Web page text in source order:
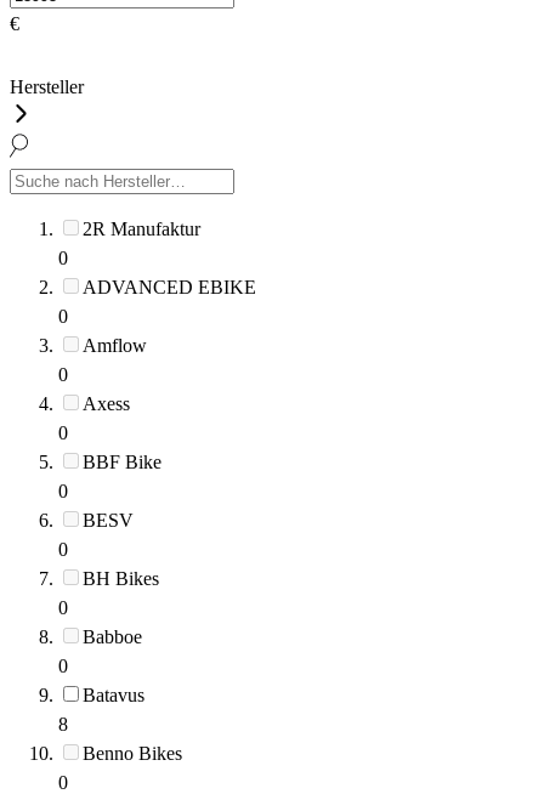
€
Hersteller
2R Manufaktur
0
ADVANCED EBIKE
0
Amflow
0
Axess
0
BBF Bike
0
BESV
0
BH Bikes
0
Babboe
0
Batavus
8
Benno Bikes
0